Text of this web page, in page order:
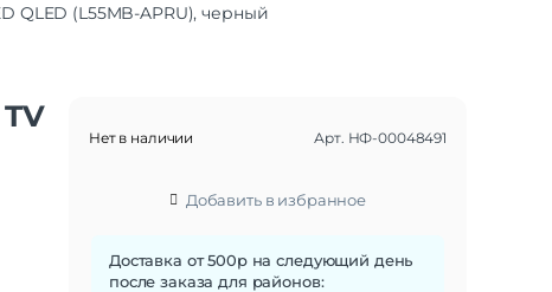
QLED (L55MB-APRU), черный
Нет в наличии Арт. НФ-00048491
Добавить в избранное
Доставка от 500р на следующий день
после заказа для районов: